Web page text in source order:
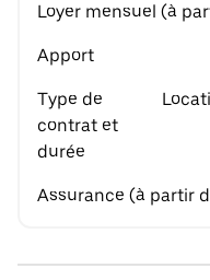
Loyer mensuel (à
Apport
Type de
contrat et
durée
Assurance (à partir